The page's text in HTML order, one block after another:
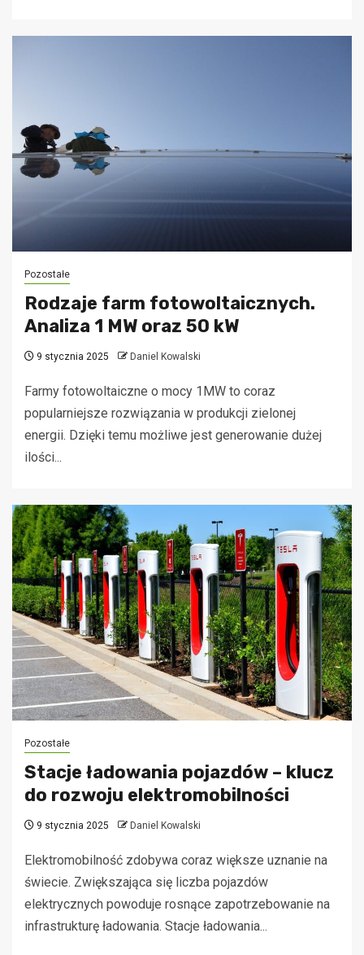
Pozostałe
Rodzaje farm fotowoltaicznych.
Analiza 1 MW oraz 50 kW
9 stycznia 2025 Daniel Kowalski
Farmy fotowoltaiczne o mocy 1MW to coraz
popularniejsze rozwiązania w produkcji zielonej
energii. Dzięki temu możliwe jest generowanie dużej
ilości...
Pozostałe
Stacje ładowania pojazdów – klucz
do rozwoju elektromobilności
9 stycznia 2025 Daniel Kowalski
Elektromobilność zdobywa coraz większe uznanie na
świecie. Zwiększająca się liczba pojazdów
elektrycznych powoduje rosnące zapotrzebowanie na
infrastrukturę ładowania. Stacje ładowania...